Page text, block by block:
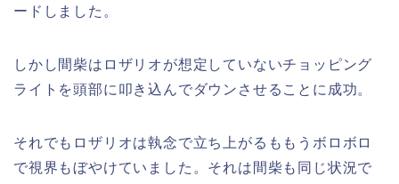
ードしました。
しかし間柴はロザリオが想定していないチョッピング
ライトを頭部に叩き込んでダウンさせることに成功。
それでもロザリオは執念で立ち上がるももうボロボロ
で視界もぼやけていました。それは間柴も同じ状況で